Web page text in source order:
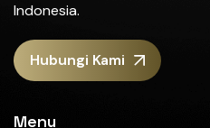
Indonesia.
Hubungi Kami
Menu